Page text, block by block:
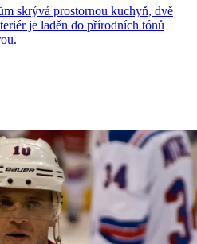
skrývá prostornou kuchyň, dvě
je laděn do přírodních tónů